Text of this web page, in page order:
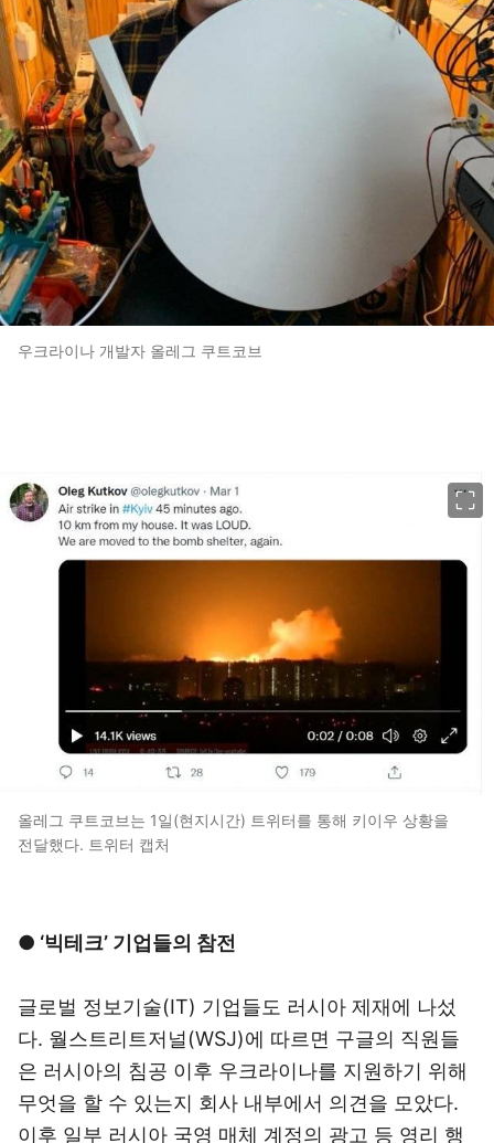
우크라이나 개발자 올레그 쿠트코브
올레그 쿠트코브는 1일(현지시간) 트위터를 통해 키이우 상황을
전달했다. 트위터 캡처
● ‘빅테크’ 기업들의 참전
글로벌 정보기술(IT) 기업들도 러시아 제재에 나섰
다. 월스트리트저널(WSJ)에 따르면 구글의 직원들
은 러시아의 침공 이후 우크라이나를 지원하기 위해
무엇을 할 수 있는지 회사 내부에서 의견을 모았다.
이후 일부 러시아 국영 매체 계정의 광고 등 영리 행